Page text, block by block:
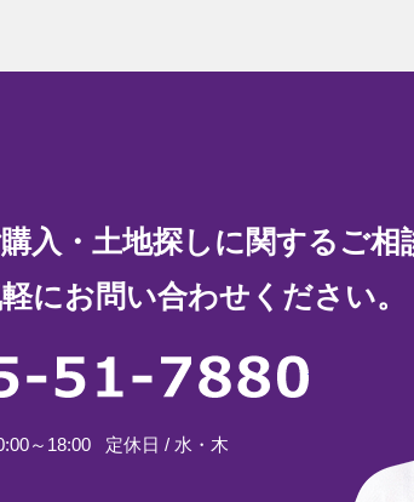
入・土地探しに関するご相
にお問い合わせください。
0745-51-
～18:00 定休日 / 水・木